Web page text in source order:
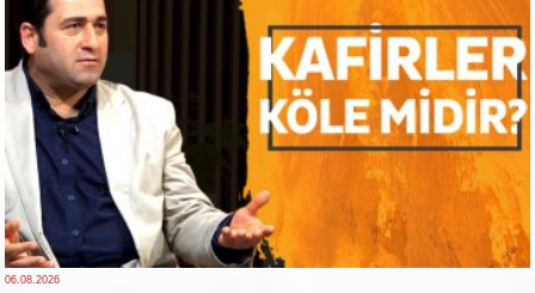
06.08.2026